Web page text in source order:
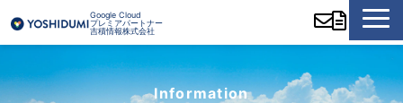
Google Cloud
プレミアパートナー
吉積情報株式会社
Information